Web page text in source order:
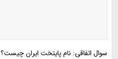
سوال اتفاقی: نام پایتخت ایران چیست؟